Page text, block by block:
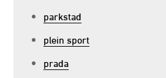
parkstad
plein sport
prada